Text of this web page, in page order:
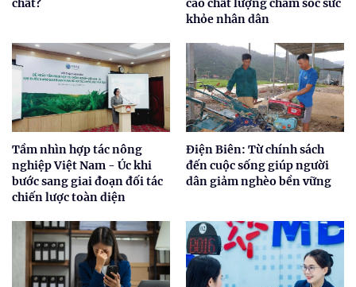
chất?
cao chất lượng chăm sóc sức
khỏe nhân dân
Tầm nhìn hợp tác nông
nghiệp Việt Nam - Úc khi
bước sang giai đoạn đối tác
chiến lược toàn diện
Điện Biên: Từ chính sách
đến cuộc sống giúp người
dân giảm nghèo bền vững